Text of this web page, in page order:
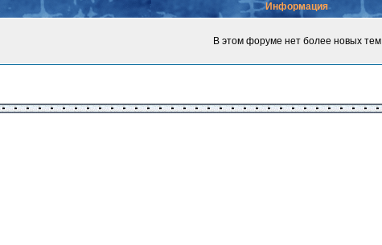
Информация
В этом форуме нет более новых тем